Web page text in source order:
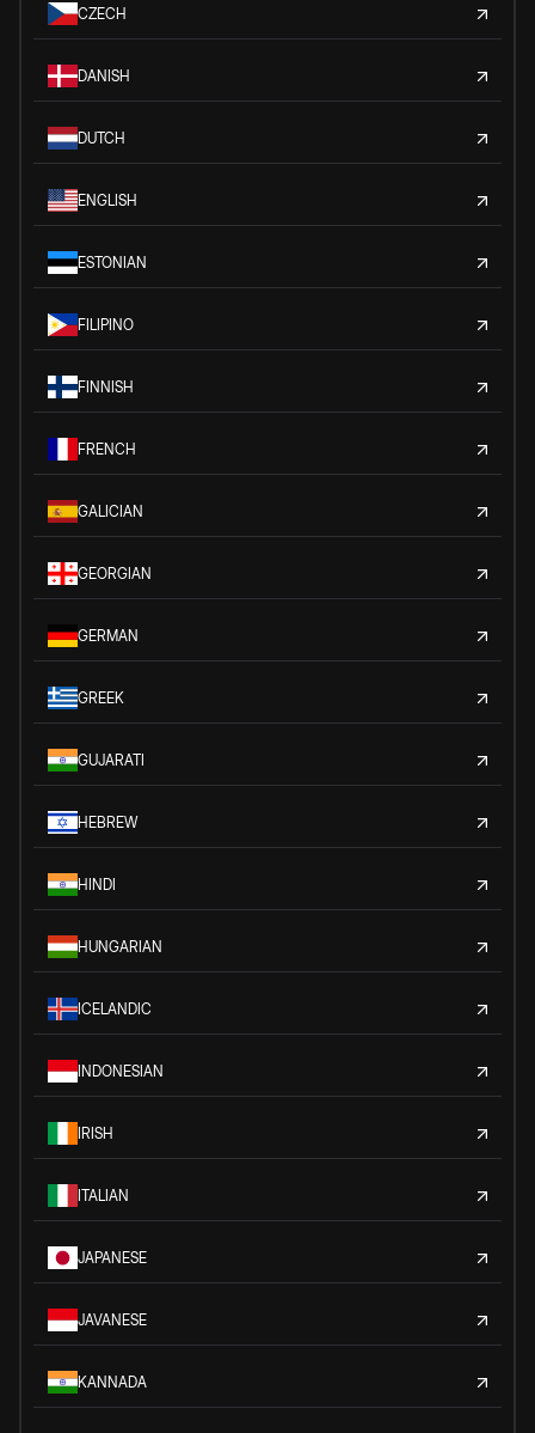
CZECH
DANISH
DUTCH
ENGLISH
ESTONIAN
FILIPINO
FINNISH
FRENCH
GALICIAN
GEORGIAN
GERMAN
GREEK
GUJARATI
HEBREW
HINDI
HUNGARIAN
ICELANDIC
INDONESIAN
IRISH
ITALIAN
JAPANESE
JAVANESE
KANNADA